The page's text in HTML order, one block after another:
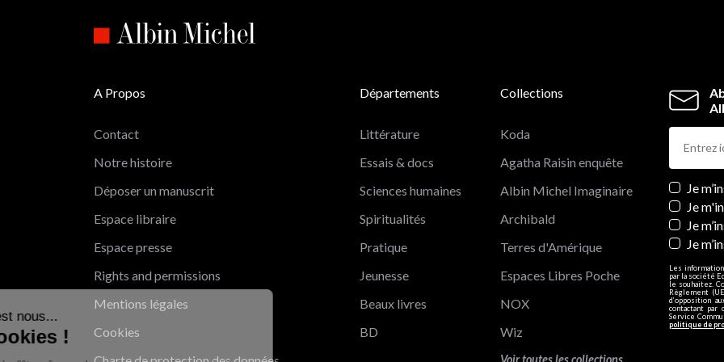
Salut c'est nous...
les Cookies !
Je
Je
Je
Je
Les
par la société
le souhaitez.
Règlement
d’opposition
contactant par
Service
politique de
A Propos
Contact
Notre histoire
Déposer un manuscrit
Espace libraire
Espace presse
Rights and permissions
Mentions légales
Cookies
Départements
Littérature
Essais & docs
Sciences humaines
Spiritualités
Pratique
Jeunesse
Beaux livres
BD
Collections
Koda
Agatha Raisin enquête
Albin Michel Imaginaire
Archibald
Terres d'Amérique
Espaces Libres Poche
NOX
Wiz
Voir toutes les collections